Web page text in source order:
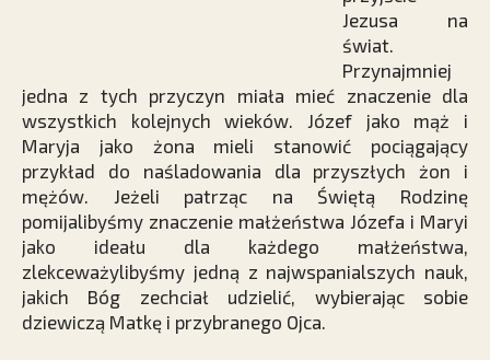
Jezusa na
świat.
Przynajmniej
jedna z tych przyczyn miała mieć znaczenie dla
wszystkich kolejnych wieków. Józef jako mąż i
Maryja jako żona mieli stanowić pociągający
przykład do naśladowania dla przyszłych żon i
mężów. Jeżeli patrząc na Świętą Rodzinę
pomijalibyśmy znaczenie małżeństwa Józefa i Maryi
jako ideału dla każdego małżeństwa,
zlekceważylibyśmy jedną z najwspanialszych nauk,
jakich Bóg zechciał udzielić, wybierając sobie
dziewiczą Matkę i przybranego Ojca.